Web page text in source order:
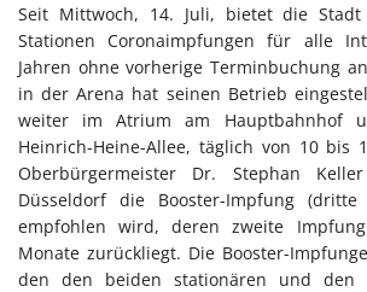
Seit Mittwoch, 14. Juli, bietet die Stadt
Stationen Coronaimpfungen für alle
Jahren ohne vorherige Terminbuchung
in der Arena hat seinen Betrieb
weiter im Atrium am Hauptbahnhof
Heinrich-Heine-Allee, täglich von 10 bis
Oberbürgermeister Dr. Stephan
Düsseldorf die Booster-Impfung
empfohlen wird, deren zweite
Monate zurückliegt. Die Booster-
den den beiden stationären und den